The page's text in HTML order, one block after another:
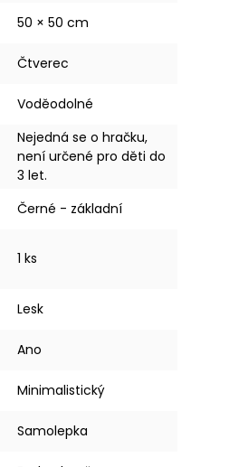
50 × 50 cm
Čtverec
Voděodolné
Nejedná se o hračku,
není určené pro děti do
3 let.
Černé - základní
1 ks
Lesk
Ano
Minimalistický
Samolepka